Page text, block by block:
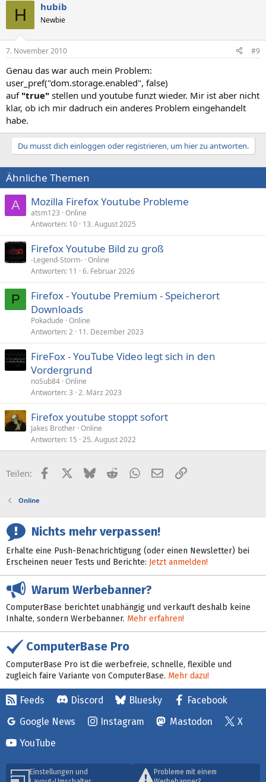
H hubib
Newbie
7. November 2010 #9
Genau das war auch mein Problem:
user_pref("dom.storage.enabled", false)
auf "true" stellen und youtube funzt wieder. Mir ist aber nicht
klar, ob ich mir dadruch ein anderes Problem eingehandelt
habe.
Du musst dich einloggen oder registrieren, um hier zu antworten.
Ähnliche Themen
A Mozilla Firefox Youtube Probleme
atsm123 Online
Antworten 10 13. August 2025
Firefox Youtube Bild zu groß
-Legend-Storm- Online
Antworten 11 6. Februar 2026
P
Firefox - Youtube Premium - Speicherort
Downloads
Pokadude Online
Antworten 2 11. Dezember 2023
FireFox - YouTube Video legt sich in den
Vordergrund
noSub84 Online
Antworten 3 2. März 2023
Firefox youtube stoppt sofort
Jakes Brother Online
Antworten 15 25. August 2022
Teilen: FacebookX (Twitter)
BlueskyRedditWhatsApp
E-MailLink
Online
Nichts mehr verpassen!
Erhalte eine Push-Benachrichtigung (oder einen Newsletter) bei
Erscheinen neuer Tests und Berichte: Jetzt anmelden!
Warum Werbebanner?
ComputerBase berichtet unabhängig und verkauft deshalb keine
Inhalte, sondern Werbebanner. Mehr erfahren!
ComputerBase Pro
ComputerBase Pro ist die werbefreie, schnelle, flexible und
zugleich faire Variante von ComputerBase. Mehr dazu!
Feeds Discord Bluesky
Facebook
Google News
Instagram Mastodon
X
YouTube
Einstellungen und
Probleme mit einem